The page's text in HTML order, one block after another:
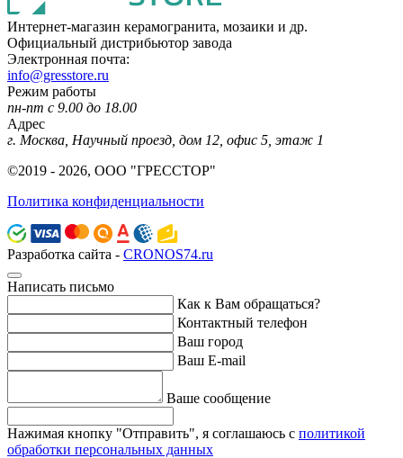
Интернет-магазин керамогранита, мозаики и др.
Официальный дистрибьютор завода
Электронная почта:
info@gresstore.ru
Режим работы
пн-пт с 9.00 до 18.00
Адрес
г. Москва, Научный проезд, дом 12, офис 5, этаж 1
©2019 - 2026, ООО "ГРЕССТОР"
Политика конфиденциальности
Разработка сайта - CRONOS74.ru
Написать письмо
Как к Вам обращаться?
Контактный телефон
Ваш город
Ваш E-mail
Ваше сообщение
Нажимая кнопку "Отправить", я соглашаюсь с политикой
обработки персональных данных